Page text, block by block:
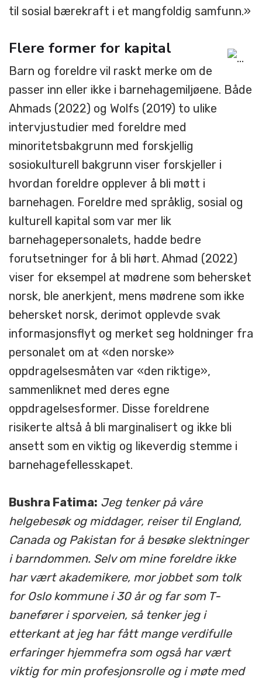
til sosial bærekraft i et mangfoldig samfunn.»
Flere former for kapital
Barn og foreldre vil raskt merke om de
passer inn eller ikke i barnehagemiljøene. Både
Ahmads (2022) og Wolfs (2019) to ulike
intervjustudier med foreldre med
minoritetsbakgrunn med forskjellig
sosiokulturell bakgrunn viser forskjeller i
hvordan foreldre opplever å bli møtt i
barnehagen. Foreldre med språklig, sosial og
kulturell kapital som var mer lik
barnehagepersonalets, hadde bedre
forutsetninger for å bli hørt. Ahmad (2022)
viser for eksempel at mødrene som behersket
norsk, ble anerkjent, mens mødrene som ikke
behersket norsk, derimot opplevde svak
informasjonsflyt og merket seg holdninger fra
personalet om at «den norske»
oppdragelsesmåten var «den riktige»,
sammenliknet med deres egne
oppdragelsesformer. Disse foreldrene
risikerte altså å bli marginalisert og ikke bli
ansett som en viktig og likeverdig stemme i
barnehagefellesskapet.
Bushra Fatima: Jeg tenker på våre
helgebesøk og middager, reiser til England,
Canada og Pakistan for å besøke slektninger
i barndommen. Selv om mine foreldre ikke
har vært akademikere, mor jobbet som tolk
for Oslo kommune i 30 år og far som T-
banefører i sporveien, så tenker jeg i
etterkant at jeg har fått mange verdifulle
erfaringer hjemmefra som også har vært
viktig for min profesjonsrolle og i møte med